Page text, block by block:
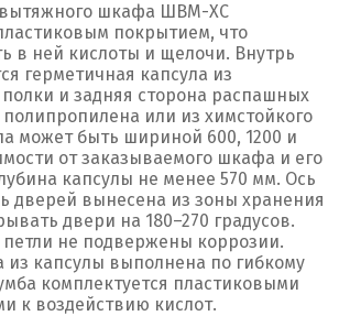
вытяжного шкафа ШВМ-ХС
покрытием, что
в ней кислоты и щелочи. Внутрь
герметичная капсула из
и задняя сторона распашных
или из химстойкого
может быть шириной 600, 1200 и
от заказываемого шкафа и его
капсулы не менее 570 мм. Ось
дверей вынесена из зоны хранения
двери на 180–270 градусов.
петли не подвержены коррозии.
из капсулы выполнена по гибкому
комплектуется пластиковыми
к воздействию кислот.